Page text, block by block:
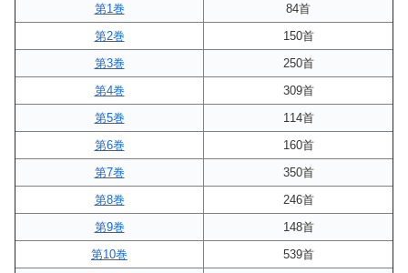
第1巻
84首
第2巻
150首
第3巻
250首
第4巻
309首
第5巻
114首
第6巻
160首
第7巻
350首
第8巻
246首
第9巻
148首
第10巻
539首